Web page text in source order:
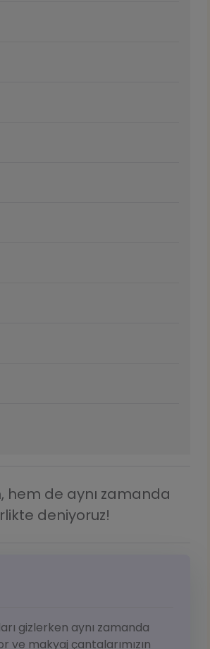
hem de aynı zamanda
deniyoruz!
gizlerken aynı zamanda
ve makyaj çantalarımızın